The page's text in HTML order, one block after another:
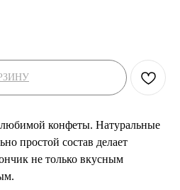
любимой конфеты. Натуральные
простой состав делает
не только вкусным